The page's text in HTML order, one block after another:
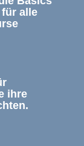
für alle
ihre